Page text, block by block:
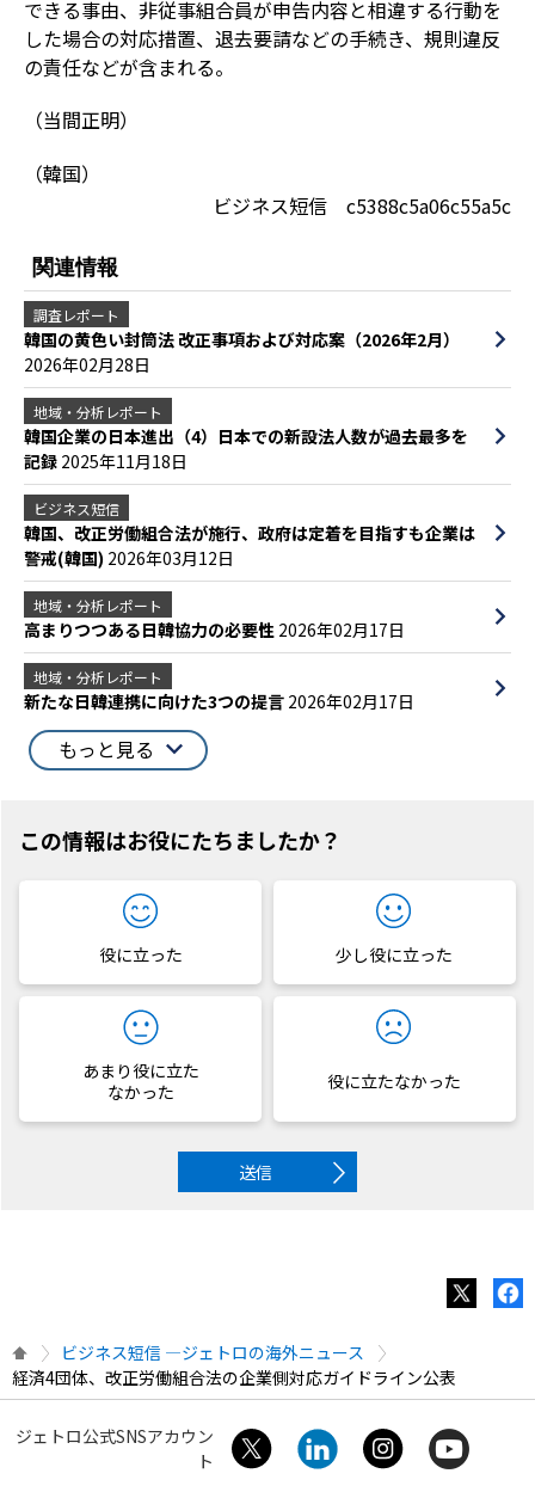
できる事由、非従事組合員が申告内容と相違する行動を
した場合の対応措置、退去要請などの手続き、規則違反
の責任などが含まれる。
（当間正明）
（韓国）
ビジネス短信 c5388c5a06c55a5c
関連情報
調査レポート
韓国の黄色い封筒法 改正事項および対応案（2026年2月）
2026年02月28日
地域・分析レポート
韓国企業の日本進出（4）日本での新設法人数が過去最多を
記録 2025年11月18日
ビジネス短信
韓国、改正労働組合法が施行、政府は定着を目指すも企業は
警戒(韓国) 2026年03月12日
地域・分析レポート
高まりつつある日韓協力の必要性 2026年02月17日
地域・分析レポート
新たな日韓連携に向けた3つの提言 2026年02月17日
もっと見る
この情報はお役にたちましたか？
役に立った 少し役に立った
あまり役に立た
なかった
役に立たなかった
送信
ビジネス短信 ―ジェトロの海外ニュース
経済4団体、改正労働組合法の企業側対応ガイドライン公表
ジェトロ公式SNSアカウン
ト